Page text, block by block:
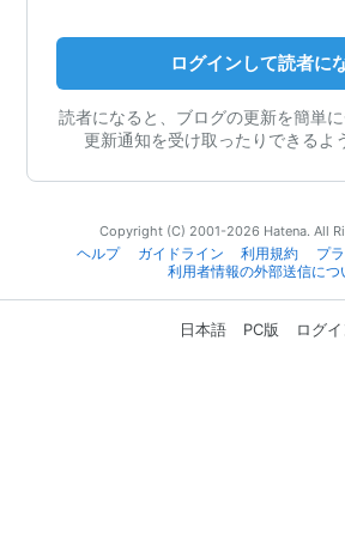
ログインして読者に
読者になると、ブログの更新を簡単に
更新通知を受け取ったりできるよ
Copyright (C) 2001-2026 Hatena. All
ヘルプ
ガイドライン 利用規約
プ
利用者情報の外部送信につ
日本語 PC版 ログ